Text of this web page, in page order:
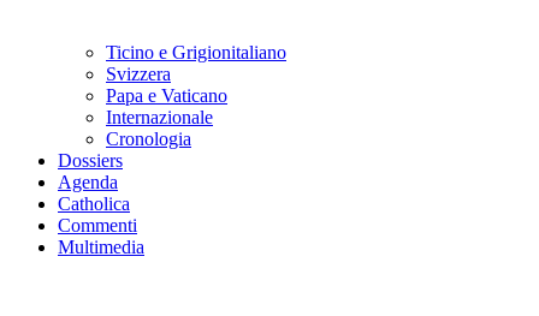
Ticino e Grigionitaliano
Svizzera
Papa e Vaticano
Internazionale
Cronologia
Dossiers
Agenda
Catholica
Commenti
Multimedia